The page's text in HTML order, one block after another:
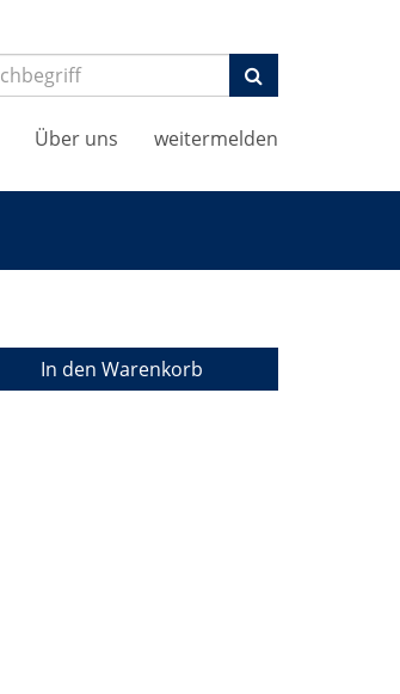
Suchen
Über uns weitermelden
In den Warenkorb